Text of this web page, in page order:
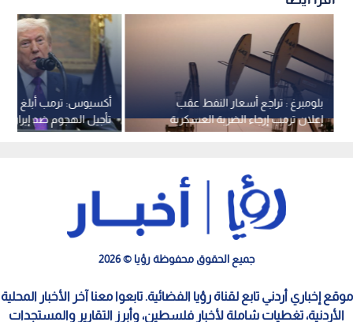
أكسيوس: ترمب أبلغ "تل
تأجيل الهجوم ضد إيران
بلومبرغ : تراجع أسعار النفط عقب
إعلان ترمب إرجاء الضربة العسكرية
ضد إيران
جميع الحقوق محفوظة رؤيا © 2026
موقع إخباري أردني تابع لقناة رؤيا الفضائية. تابعوا معنا آخر الأخبار المحلية
الأردنية، تغطيات شاملة لأخبار فلسطين، وأبرز التقارير والمستجدات